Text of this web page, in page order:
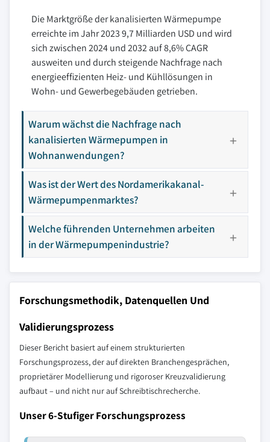
Die Marktgröße der kanalisierten Wärmepumpe
erreichte im Jahr 2023 9,7 Milliarden USD und wird
sich zwischen 2024 und 2032 auf 8,6% CAGR
ausweiten und durch steigende Nachfrage nach
energieeffizienten Heiz- und Kühllösungen in
Wohn- und Gewerbegebäuden getrieben.
Warum wächst die Nachfrage nach
kanalisierten Wärmepumpen in
Wohnanwendungen?
Was ist der Wert des Nordamerikakanal-
Wärmepumpenmarktes?
Welche führenden Unternehmen arbeiten
in der Wärmepumpenindustrie?
Forschungsmethodik, Datenquellen Und
Validierungsprozess
Dieser Bericht basiert auf einem strukturierten
Forschungsprozess, der auf direkten Branchengesprächen,
proprietärer Modellierung und rigoroser Kreuzvalidierung
aufbaut – und nicht nur auf Schreibtischrecherche.
Unser 6-Stufiger Forschungsprozess